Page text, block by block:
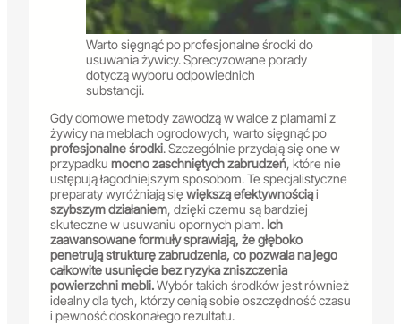
Warto sięgnąć po profesjonalne środki do
usuwania żywicy. Sprecyzowane porady
dotyczą wyboru odpowiednich
substancji.
Gdy domowe metody zawodzą w walce z plamami z
żywicy na meblach ogrodowych, warto sięgnąć po
profesjonalne środki. Szczególnie przydają się one w
przypadku mocno zaschniętych zabrudzeń, które nie
ustępują łagodniejszym sposobom. Te specjalistyczne
preparaty wyróżniają się większą efektywnościąi
szybszym działaniem, dzięki czemu są bardziej
skuteczne w usuwaniu opornych plam. Ich
zaawansowane formuły sprawiają, że głęboko
penetrują strukturę zabrudzenia, co pozwala na jego
całkowite usunięcie bez ryzyka zniszczenia
powierzchni mebli.Wybór takich środków jest również
idealny dla tych, którzy cenią sobie oszczędność czasu
i pewność doskonałego rezultatu.